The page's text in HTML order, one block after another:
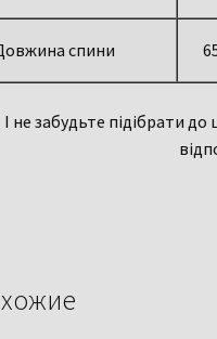
спини
І не забудьте підібрати